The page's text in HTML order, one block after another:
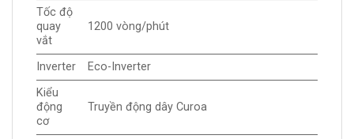
Tốc độ
quay
vắt
1200 vòng/phút
Inverter
Eco-Inverter
Kiểu
động
cơ
Truyền động dây Curoa